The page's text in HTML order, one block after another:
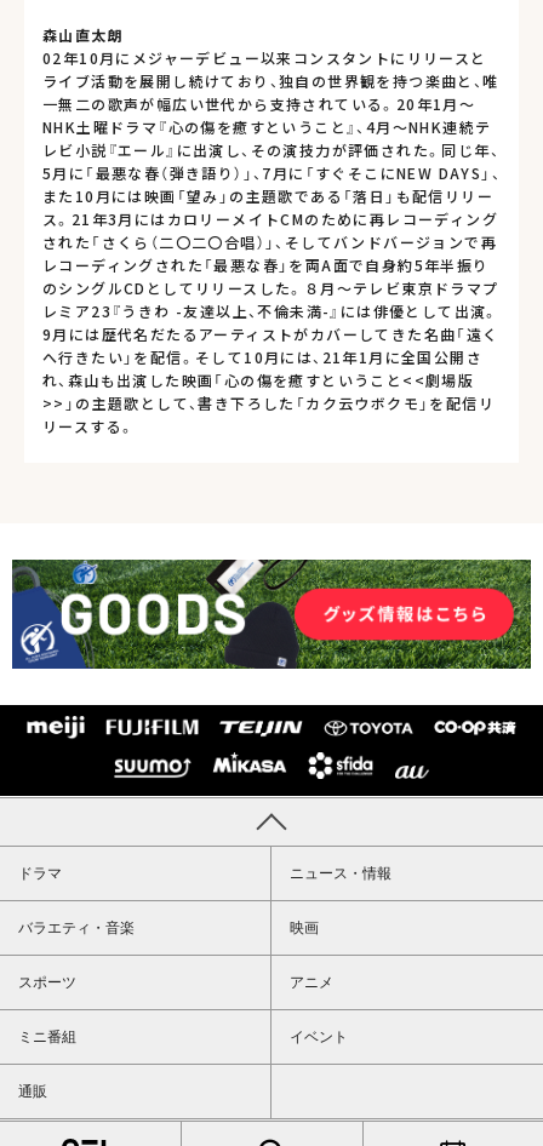
森山直太朗
02年10月にメジャーデビュー以来コンスタントにリリースと
ライブ活動を展開し続けており、独自の世界観を持つ楽曲と、唯
一無二の歌声が幅広い世代から支持されている。20年1月～
NHK土曜ドラマ『心の傷を癒すということ』、4月～NHK連続テ
レビ小説『エール』に出演し、その演技力が評価された。同じ年、
5月に「最悪な春（弾き語り）」、7月に「すぐそこにNEW DAYS」、
また10月には映画「望み」の主題歌である「落日」も配信リリー
ス。21年3月にはカロリーメイトCMのために再レコーディング
された「さくら（二〇二〇合唱）」、そしてバンドバージョンで再
レコーディングされた「最悪な春」を両A面で自身約5年半振り
のシングルCDとしてリリースした。８月〜テレビ東京ドラマプ
レミア23『うきわ -友達以上、不倫未満-』には俳優として出演。
9月には歴代名だたるアーティストがカバーしてきた名曲「遠く
へ行きたい」を配信。そして10月には、21年1月に全国公開さ
れ、森山も出演した映画「心の傷を癒すということ<<劇場版
>>」の主題歌として、書き下ろした「カク云ウボクモ」を配信リ
リースする。
ドラマ ニュース・情報
バラエティ・音楽 映画
スポーツ アニメ
ミニ番組 イベント
通販